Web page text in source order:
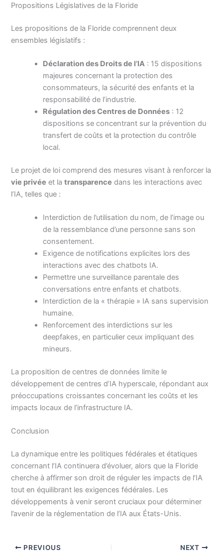
Propositions Législatives de la Floride
Les propositions de la Floride comprennent deux
ensembles législatifs :
Déclaration des Droits de l’IA : 15 dispositions
majeures concernant la protection des
consommateurs, la sécurité des enfants et la
responsabilité de l’industrie.
Régulation des Centres de Données : 12
dispositions se concentrant sur la prévention du
transfert de coûts et la protection du contrôle
local.
Le projet de loi comprend des mesures visant à renforcer la
vie privée et latransparence dans les interactions avec
l’IA, telles que :
Interdiction de l’utilisation du nom, de l’image ou
de la ressemblance d’une personne sans son
consentement.
Exigence de notifications explicites lors des
interactions avec des chatbots IA.
Permettre une surveillance parentale des
conversations entre enfants et chatbots.
Interdiction de la « thérapie » IA sans supervision
humaine.
Renforcement des interdictions sur les
deepfakes, en particulier ceux impliquant des
mineurs.
La proposition de centres de données limite le
développement de centres d’IA hyperscale, répondant aux
préoccupations croissantes concernant les coûts et les
impacts locaux de l’infrastructure IA.
Conclusion
La dynamique entre les politiques fédérales et étatiques
concernant l’IA continuera d’évoluer, alors que la Floride
cherche à affirmer son droit de réguler les impacts de l’IA
tout en équilibrant les exigences fédérales. Les
développements à venir seront cruciaux pour déterminer
l’avenir de la réglementation de l’IA aux États-Unis.
PREVIOUS NEXT